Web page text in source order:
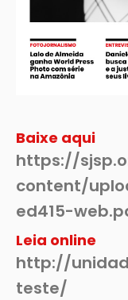
Baixe aqui
https://
content/
ed415-
Leia online
http://
teste/